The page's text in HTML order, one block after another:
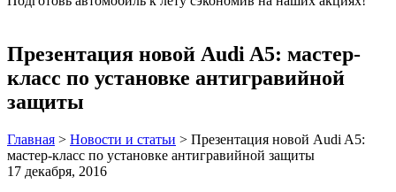
Презентация новой Audi A5: мастер-
класс по установке антигравийной
защиты
Главная > Новости и статьи > Презентация новой Audi A5:
мастер-класс по установке антигравийной защиты
17 декабря, 2016